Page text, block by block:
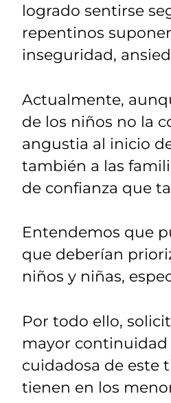
logrado sentirse
repentinos
inseguridad,
Actualmente,
de los niños no la
angustia al inicio
también a las
de confianza que
Entendemos que
que deberían
niños y niñas,
Por todo ello,
mayor continuidad
cuidadosa de este
tienen en los